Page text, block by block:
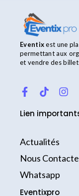
Eventixest une
permettant aux
et vendre des
F
a
c
e
o
o
k
-
f
T
i
k
t
k
I
n
s
t
a
Lien
Actualités
Nous
Whatsapp
Eventixpro